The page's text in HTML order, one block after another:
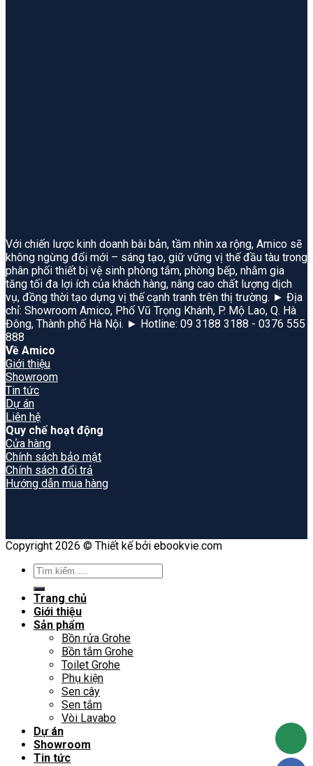
Với chiến lược kinh doanh bài bản, tầm nhìn xa rộng, Amico sẽ
không ngừng đổi mới – sáng tạo, giữ vững vị thế đầu tàu trong
phân phối thiết bị vệ sinh phòng tắm, phòng bếp, nhằm gia
tăng tối đa lợi ích của khách hàng, nâng cao chất lượng dịch
vụ, đồng thời tạo dựng vị thế cạnh tranh trên thị trường. ► Địa
chỉ: Showroom Amico, Phố Vũ Trọng Khánh, P. Mộ Lao, Q. Hà
Đông, Thành phố Hà Nội. ► Hotline: 09 3188 3188 - 0376 555
888
Về Amico
Giới thiệu
Showroom
Tin tức
Dự án
Liên hệ
Quy chế hoạt động
Cửa hàng
Chính sách bảo mật
Chính sách đổi trả
Hướng dẫn mua hàng
Copyright 2026 © Thiết kế bởi ebookvie.com
Search
for:
Trang chủ
Giới thiệu
Sản phẩm
Bồn rửa Grohe
Bồn tắm Grohe
Toilet Grohe
Phụ kiện
Sen cây
Sen tắm
Vòi Lavabo
Dự án
Showroom
Tin tức